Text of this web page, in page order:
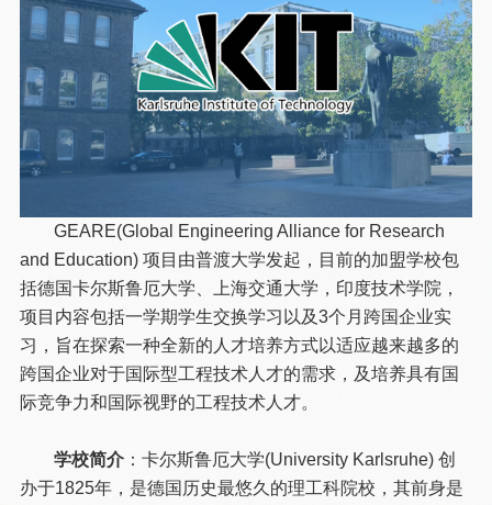
GEARE(Global Engineering Alliance for Research
and Education) 项目由普渡大学发起，目前的加盟学校包
括德国卡尔斯鲁厄大学、上海交通大学，印度技术学院，
项目内容包括一学期学生交换学习以及3个月跨国企业实
习，旨在探索一种全新的人才培养方式以适应越来越多的
跨国企业对于国际型工程技术人才的需求，及培养具有国
际竞争力和国际视野的工程技术人才。
学校简介：卡尔斯鲁厄大学(University Karlsruhe) 创
办于1825年，是德国历史最悠久的理工科院校，其前身是